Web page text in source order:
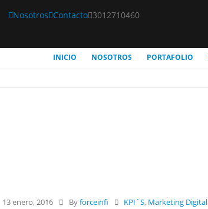
Nosotros Contacto 3012710460
INICIO NOSOTROS PORTAFOLIO
13 enero, 2016 Byforceinfi KPI´S, Marketing Digital